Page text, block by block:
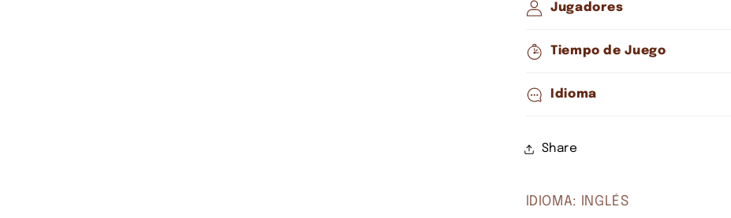
Jugadores
Tiempo de Juego
Idioma
Share
IDIOMA: INGLÉS
Compra ahora y paga a meses sin